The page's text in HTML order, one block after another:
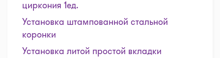
циркония 1ед.
Установка штампованной стальной
коронки
Установка литой простой вкладки